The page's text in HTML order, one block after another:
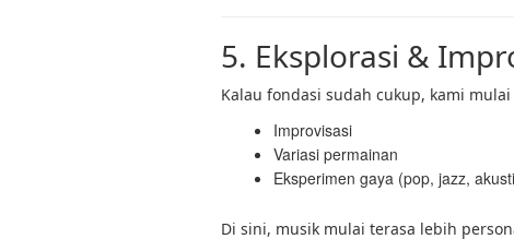
5. Eksplorasi &
Kalau fondasi sudah cukup, kami
Improvisasi
Variasi permainan
Eksperimen gaya (pop, jazz,
Di sini, musik mulai terasa lebih